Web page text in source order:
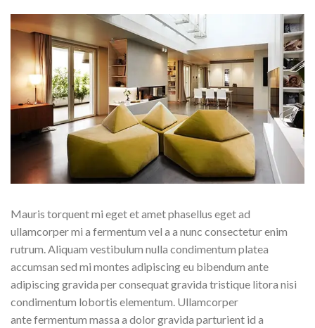
Mauris torquent mi eget et amet phasellus eget ad
ullamcorper mi a fermentum vel a a nunc consectetur enim
rutrum. Aliquam vestibulum nulla condimentum platea
accumsan sed mi montes adipiscing eu bibendum ante
adipiscing gravida per consequat gravida tristique litora nisi
condimentum lobortis elementum. Ullamcorper
ante fermentum massa a dolor gravida parturient id a